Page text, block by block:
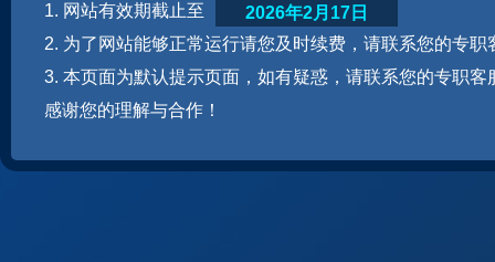
1. 网站有效期截止至
2. 为了网站能够正常运行请您及时续费，请联系您的专职
3. 本页面为默认提示页面，如有疑惑，请联系您的专职客
感谢您的理解与合作！
2026年2月17日